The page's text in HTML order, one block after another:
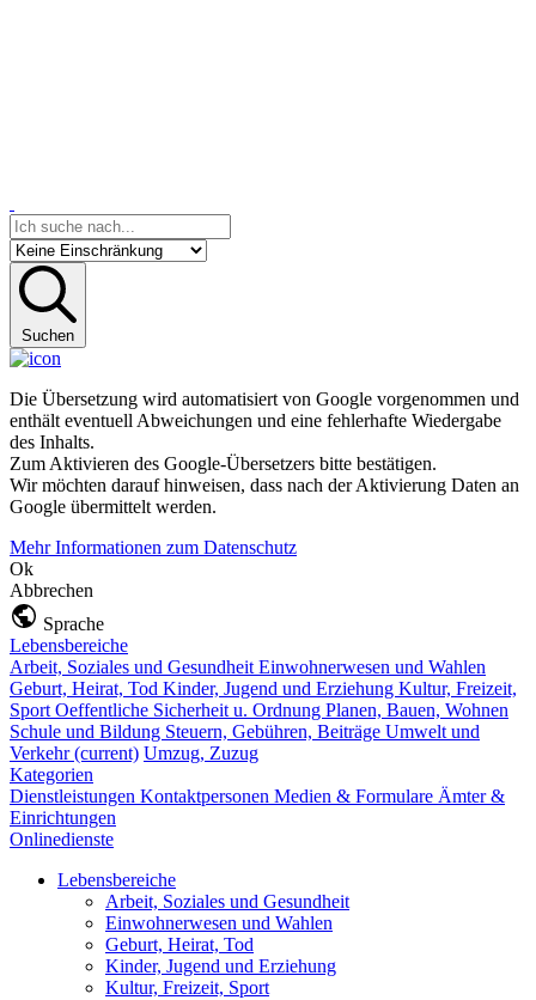
Suchen
Die Übersetzung wird automatisiert von Google vorgenommen und
enthält eventuell Abweichungen und eine fehlerhafte Wiedergabe
des Inhalts.
Zum Aktivieren des Google-Übersetzers bitte bestätigen.
Wir möchten darauf hinweisen, dass nach der Aktivierung Daten an
Google übermittelt werden.
Mehr Informationen zum Datenschutz
Ok
Abbrechen
Sprache
Lebensbereiche
Arbeit, Soziales und Gesundheit Einwohnerwesen und Wahlen
Geburt, Heirat, Tod Kinder, Jugend und Erziehung Kultur, Freizeit,
Sport Oeffentliche Sicherheit u. Ordnung Planen, Bauen, Wohnen
Schule und Bildung Steuern, Gebühren, Beiträge Umwelt und
Verkehr(current) Umzug, Zuzug
Kategorien
Dienstleistungen Kontaktpersonen Medien & Formulare Ämter &
Einrichtungen
Onlinedienste
Lebensbereiche
Arbeit, Soziales und Gesundheit
Einwohnerwesen und Wahlen
Geburt, Heirat, Tod
Kinder, Jugend und Erziehung
Kultur, Freizeit, Sport